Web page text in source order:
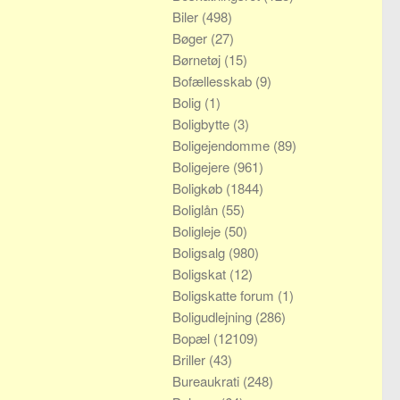
Biler (498)
Bøger (27)
Børnetøj (15)
Bofællesskab (9)
Bolig (1)
Boligbytte (3)
Boligejendomme (89)
Boligejere (961)
Boligkøb (1844)
Boliglån (55)
Boligleje (50)
Boligsalg (980)
Boligskat (12)
Boligskatte forum (1)
Boligudlejning (286)
Bopæl (12109)
Briller (43)
Bureaukrati (248)